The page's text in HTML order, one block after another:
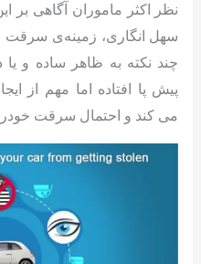
نظر اکثر ماموران آگاهی بر
سهل ‌انگاری، زمینه‌ی سرقت
چند نکته به ظاهر ساده و
پیش ‌پا افتاده اما مهم از
می ‌کند و احتمال سرقت